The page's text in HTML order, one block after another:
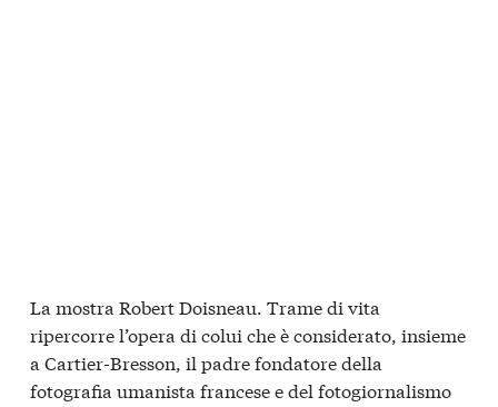
La mostra Robert Doisneau. Trame di vita
ripercorre l’opera di colui che è considerato, insieme
a Cartier-Bresson, il padre fondatore della
fotografia umanista francese e del fotogiornalismo